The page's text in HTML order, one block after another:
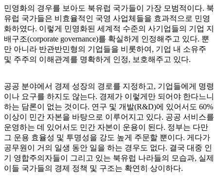
민영화의 경우를 보아도 북유럽 국가들이 가장 모범적이다. 북
유럽 국가들은 비효율적인 국영 사업체들을 효과적으로 민영
화하였다. 이렇게 민영화된 세계적 수준의 사기업들의 기업 지
배구조(corporate governance)를 확실하게 인정해주고 있다. 뿐
만 아니라 반관반민형의 기업들을 비롯하여, 기업 내 소유주
및 주주의 이해관계를 명확하게 인정, 보호해주고 있다.
공공 분야에서 경제 성장의 경로를 지정하고, 기업들에게 명령
이나 요구를 하지도 않는다. 경제가 이렇게만 되어야 한다느니
하는 담론이 없는 것이다. 연구 및 개발(R&D)에 있어서도 60%
이상이 민간 자본을 바탕으로 이루어지고 있다. 공공 서비스를
운영하는 데 있어서도 민간 자본이 운용이 된다. 정부는 다만
그 운용 효율성 및 투명성을 강도 높게 주문할 뿐이다. 게다가
공무원이 거의 일생 동안 일을 하는 경우도 없다. 결국 대중 인
기 영합주의자들이 그리고 있는 북유럽 나라들의 모습과, 실제
이들 국가들의 경제 정책 및 구조는 확연히 상이하다.